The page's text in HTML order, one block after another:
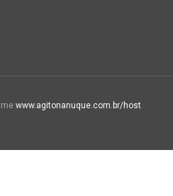
www.agitonanuque.com.br/host.